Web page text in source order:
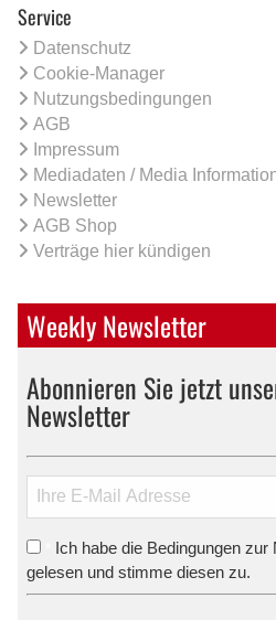
Service
Datenschutz
Cookie-Manager
Nutzungsbedingungen
AGB
Impressum
Mediadaten / Media
Newsletter
AGB Shop
Verträge hier kündigen
Weekly Newsletter
Abonnieren Sie jetzt
Newsletter
Ich habe die Bedingungen
gelesen und stimme diesen zu.